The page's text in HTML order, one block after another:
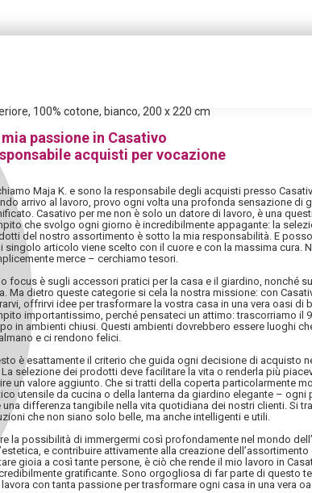
100% cotone, bianco, 200 x 220 cm
passione in Casativo
acquisti per vocazione
Maja K. e sono la responsabile degli acquisti presso
arrivo al lavoro, provo ogni volta una profonda sensazione di
Casativo per me non è solo un datore di lavoro, è una
che svolgo ogni giorno è incredibilmente appagante: la
del nostro assortimento è sotto la mia responsabilità. E
singolo articolo viene scelto con il cuore e con la massima cura.
merce – cerchiamo tesori.
focus è sugli accessori pratici per la casa e il giardino, nonché
Ma dietro queste categorie si cela la nostra missione: con
offrirvi idee per trasformare la vostra casa in una vera oasi di
importantissimo, perché pensateci un attimo: trascorriamo il
in ambienti chiusi. Questi ambienti dovrebbero essere luoghi
e ci rendono felici.
è esattamente il criterio che guida ogni decisione di acquisto
La selezione dei prodotti deve facilitare la vita o renderla più
un valore aggiunto. Che si tratti della coperta particolarmente
utensile da cucina o della lanterna da giardino elegante – ogni
una differenza tangibile nella vita quotidiana dei nostri clienti. Si
che non siano solo belle, ma anche intelligenti e utili.
la possibilità di immergermi così profondamente nel mondo
e contribuire attivamente alla creazione dell’assortimento
gioia a così tante persone, è ciò che rende il mio lavoro in
gratificante. Sono orgogliosa di far parte di questo
con tanta passione per trasformare ogni casa in una vera